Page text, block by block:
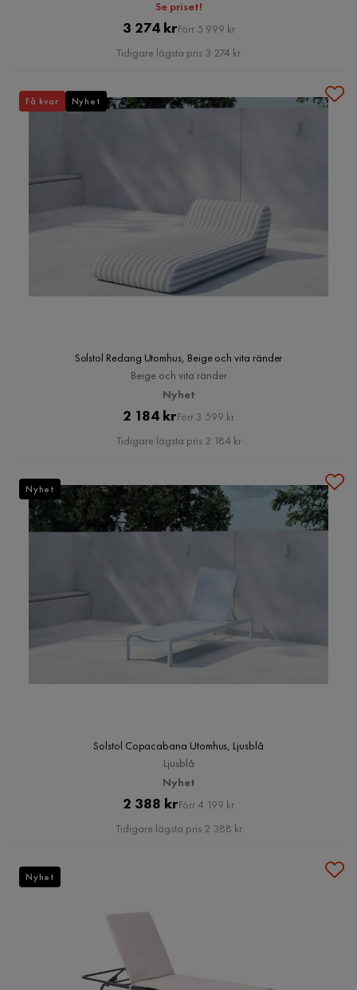
Se priset!
Pris
3 274 krOriginal
Pris
Förr 5 999 kr
Tidigare lägsta pris 3 274 kr
Solstol Redang Utomhus, Beige och vita ränder
Beige och vita ränder
Nyhet
Pris
2 184 krOriginal
Pris
Förr 3 599 kr
Tidigare lägsta pris 2 184 kr
Få kvar Nyhet
Solstol Copacabana Utomhus, Ljusblå
Ljusblå
Nyhet
Pris
2 388 krOriginal
Pris
Förr 4 199 kr
Tidigare lägsta pris 2 388 kr
Nyhet
Nyhet